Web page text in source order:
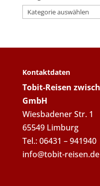
Categories
Kontaktdaten
Tobit-Reisen
GmbH
Wiesbadener Str. 1
65549 Limburg
Tel.: 06431 – 941940
info@tobit-reisen.de